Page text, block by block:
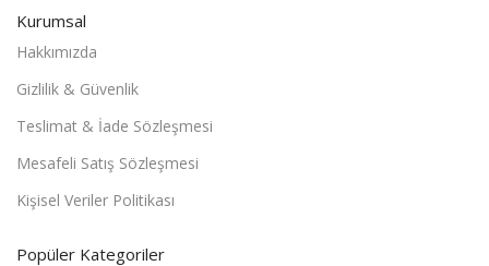
Kurumsal
Hakkımızda
Gizlilik & Güvenlik
Teslimat & İade Sözleşmesi
Mesafeli Satış Sözleşmesi
Kişisel Veriler Politikası
Popüler Kategoriler